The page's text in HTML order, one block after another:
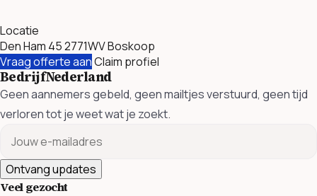
Locatie
Den Ham 45 2771WV Boskoop
Vraag offerte aanClaim profiel
BedrijfNederland
Geen aannemers gebeld, geen mailtjes verstuurd, geen tijd
verloren tot je weet wat je zoekt.
Ontvang updates
Veel gezocht